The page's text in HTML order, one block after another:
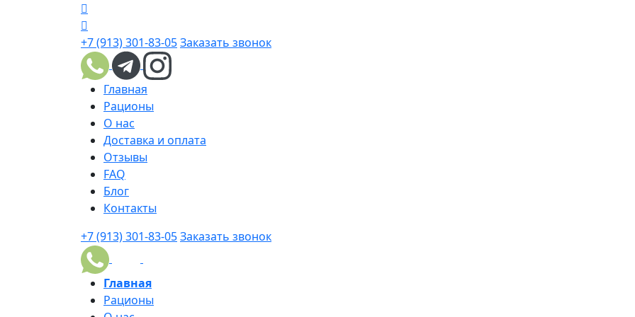
+7 (913) 301-83-05Заказать звонок
Главная
Рационы
О нас
Доставка и оплата
Отзывы
FAQ
Блог
Контакты
+7 (913) 301-83-05Заказать звонок
Главная
Рационы